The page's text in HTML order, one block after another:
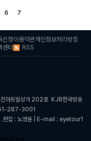
6 7
신청이용약관개인정보처리방침
센터 RSS
진아트빌상가 202호 KJB한국방송
287-3001
편집 : 노영윤 | E-mail : eyetour1